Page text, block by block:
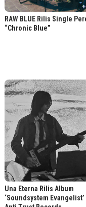
RAW BLUE Rilis Single
“Chronic Blue”
Una Eterna Rilis Album
‘Soundsystem Evangelist’